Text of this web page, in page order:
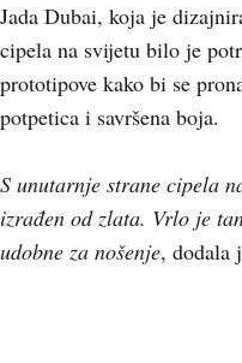
Jada Dubai, koja je
cipela na svijetu bilo je
prototipove kako bi se
potpetica i savršena boja.
S unutarnje strane cipela
izrađen od zlata. Vrlo je
udobne za nošenje, dodala